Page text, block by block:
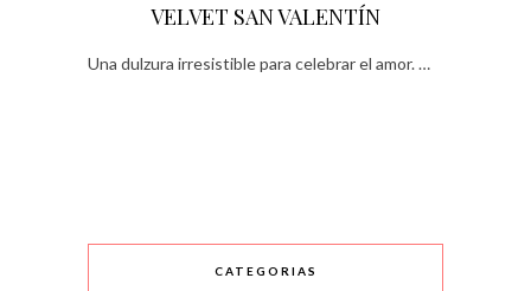
VELVET SAN VALENTÍN
Una dulzura irresistible para celebrar el amor. …
CATEGORIAS